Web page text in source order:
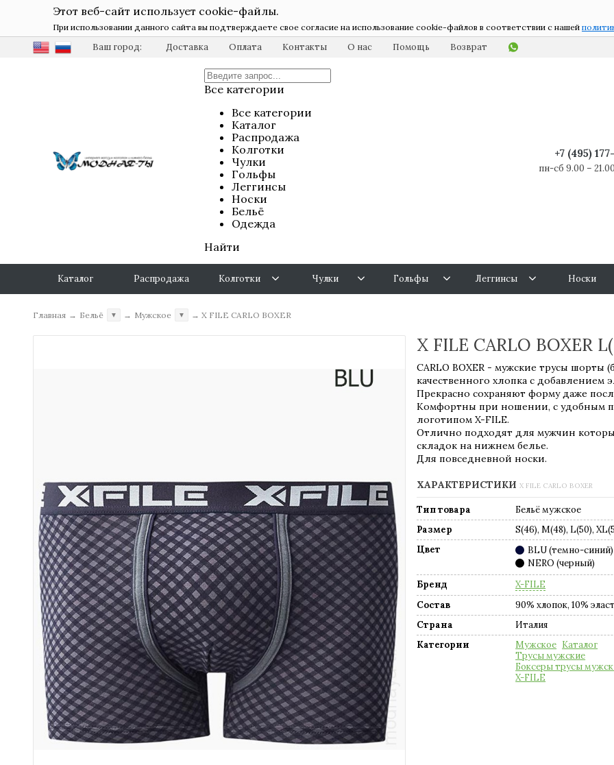
Этот веб-сайт использует cookie-файлы.
При использовании данного сайта вы подтверждаете свое согласие на использование cookie-файлов в соответствии с нашей
Ваш город: Доставка Оплата Контакты О нас Помощь Возврат
Все категории
Все категории
Каталог
Распродажа
Колготки
Чулки
Гольфы
Леггинсы
Носки
Бельё
Одежда
Найти
+7 (495)
пн-сб 9.00 –
Каталог Распродажа Колготки Чулки Гольфы Леггинсы Носки
Главная → Бельё ▼ → Мужское ▼ → X FILE CARLO BOXER
X FILE CARLO BOXER
CARLO BOXER - мужские трусы шорты
качественного хлопка с добавлением
Прекрасно сохраняют форму даже
Комфортны при ношении, с удобным
логотипом X-FILE.
Отлично подходят для мужчин
складок на нижнем белье.
Для повседневной носки.
ХАРАКТЕРИСТИКИ X FILE CARLO BOXER
Тип товара
Бельё мужское
Размер
S(46), M(48), L(50),
Цвет
BLU (темно-синий)
NERO (черный)
Бренд
X-FILE
Состав
90% хлопок, 10%
Страна
Италия
Категории
Мужское Каталог
Трусы мужские
Боксеры трусы
X-FILE